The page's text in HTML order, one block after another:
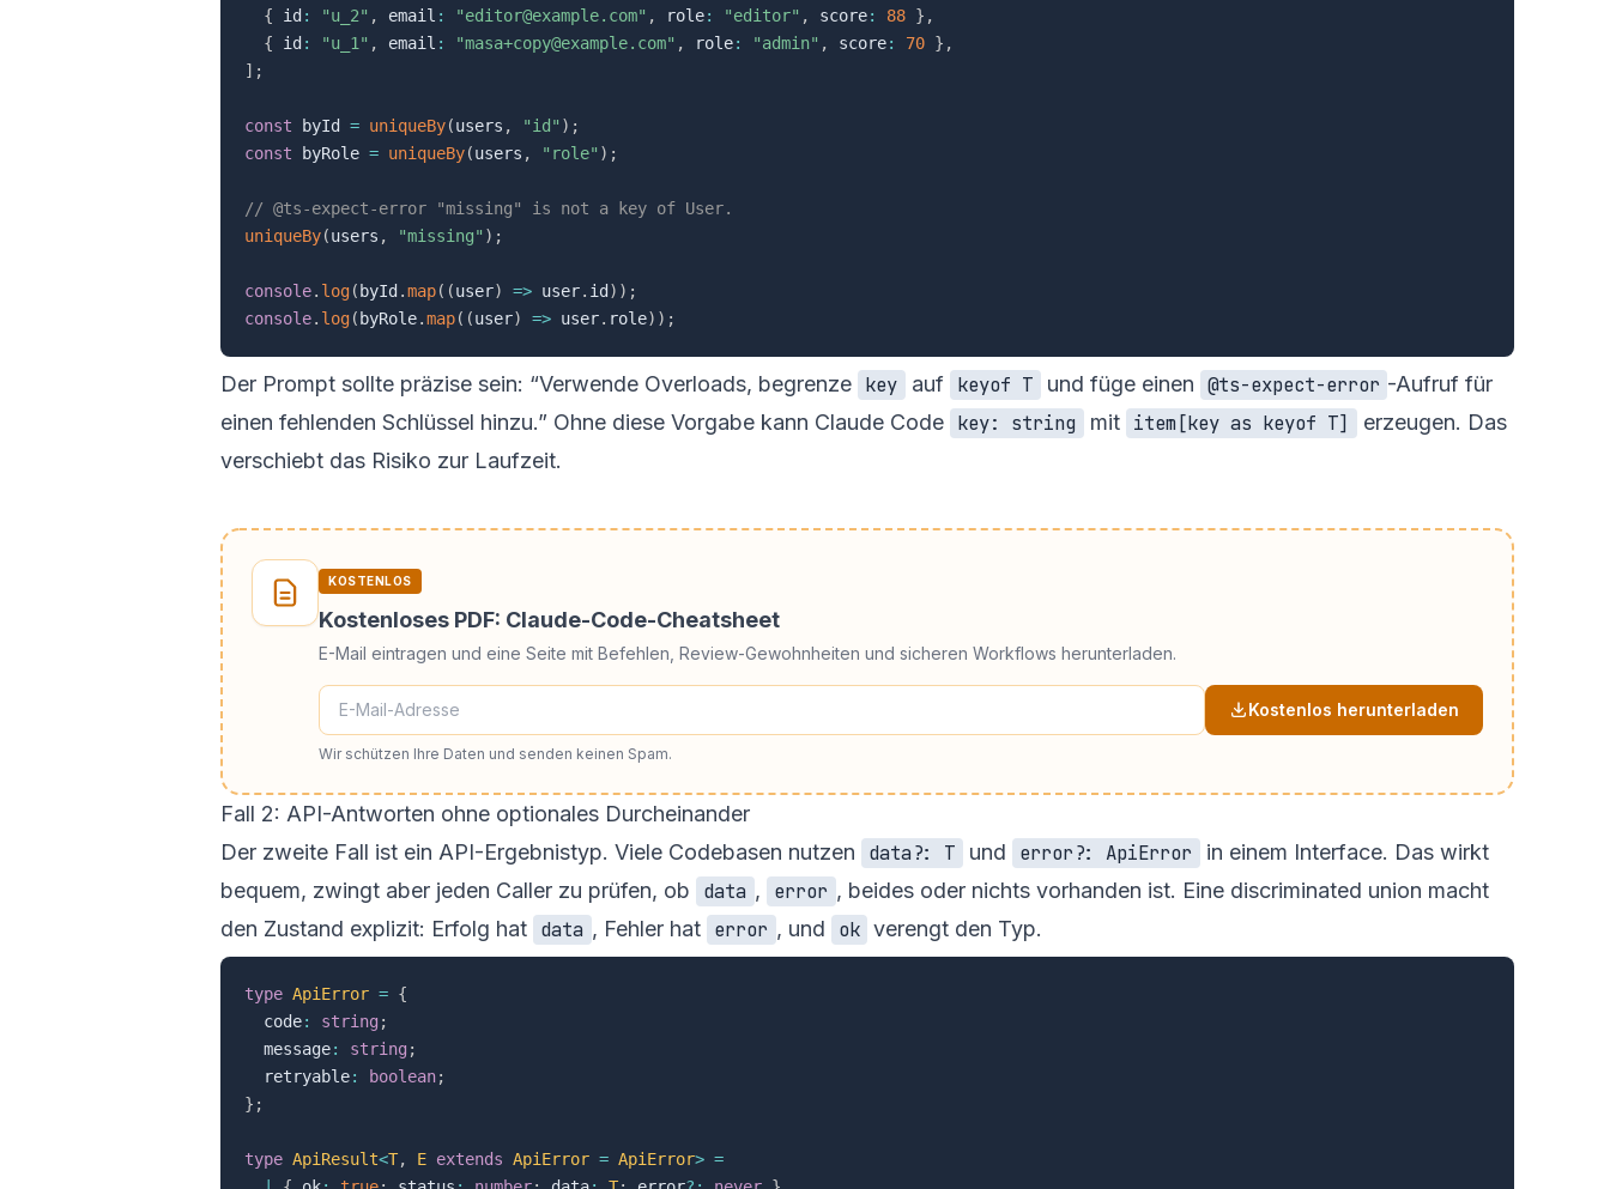
{ id : "u_2" , email : "editor@example.com" , role: "editor" , score: 88 } ,
{ id : "u_1" , email : "masa+copy@example.com" , role: "admin" , score: 70 } ,
] ;
const byId = uniqueBy(users , "id" ) ;
const byRole = uniqueBy(users , "role" ) ;
// @ts-expect-error "missing" is not a key of User.
uniqueBy(users , "missing" ) ;
console. log( byId .map( (user) => user. id ) ) ;
console. log( byRole.map( (user) => user. role) ) ;
Der Prompt sollte präzise sein: “Verwende Overloads, begrenze key auf keyof T und füge einen @ts-expect-error -Aufruf für
einen fehlenden Schlüssel hinzu.” Ohne diese Vorgabe kann Claude Code key: string mit item[key as keyof T]
erzeugen. Das
verschiebt das Risiko zur Laufzeit.
KOSTENLOS
Kostenloses PDF: Claude-Code-Cheatsheet
E-Mail eintragen und eine Seite mit Befehlen, Review-Gewohnheiten und sicheren Workflows herunterladen.
Kostenlos herunterladen
Wir schützen Ihre Daten und senden keinen Spam.
Fall 2: API-Antworten ohne optionales Durcheinander
Der zweite Fall ist ein API-Ergebnistyp. Viele Codebasen nutzen
data?: T und error?: ApiError
in einem Interface. Das wirkt
bequem, zwingt aber jeden Caller zu prüfen, ob
data , error , beides oder nichts vorhanden ist. Eine discriminated union macht
den Zustand explizit: Erfolg hat data , Fehler hat error , und ok verengt den Typ.
type ApiError = {
  code
: string ;
  message
: string ;
  retryable
: boolean;
} ;
type ApiResult<T, E extends ApiError = ApiError> =